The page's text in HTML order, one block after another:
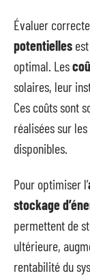
Évaluer
potentielles
optimal. Les
solaires, leur
Ces coûts sont
réalisées sur
disponibles.
Pour optimiser l’
stockage
permettent de
ultérieure,
rentabilité du